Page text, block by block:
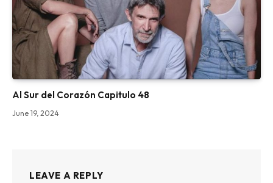
Al Sur del Corazón Capitulo 48
June 19, 2024
LEAVE A REPLY